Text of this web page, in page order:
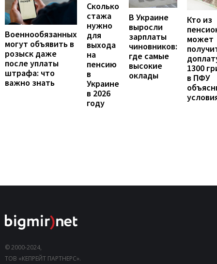
Военнообязанных
могут объявить в
розыск даже
после уплаты
штрафа: что
важно знать
Сколько
стажа
нужно
для
выхода
на
пенсию
в
Украине
в 2026
году
В Украине
выросли
зарплаты
чиновников:
где самые
высокие
оклады
Кто из
может
1300
в ПФУ
© 2000-2024,
ТОВ «КЕПРЕЙТ ПАРТНЕРС».